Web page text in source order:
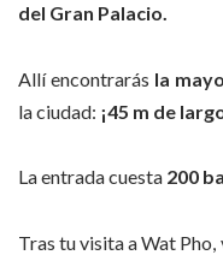
del Gran Palacio.
Allí encontrarás la
la ciudad: ¡45 m de
La entrada cuesta 200
Tras tu visita a Wat